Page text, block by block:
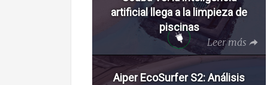
artificial llega a la limpieza de
piscinas
Leer más
Aiper EcoSurfer S2: Análisis